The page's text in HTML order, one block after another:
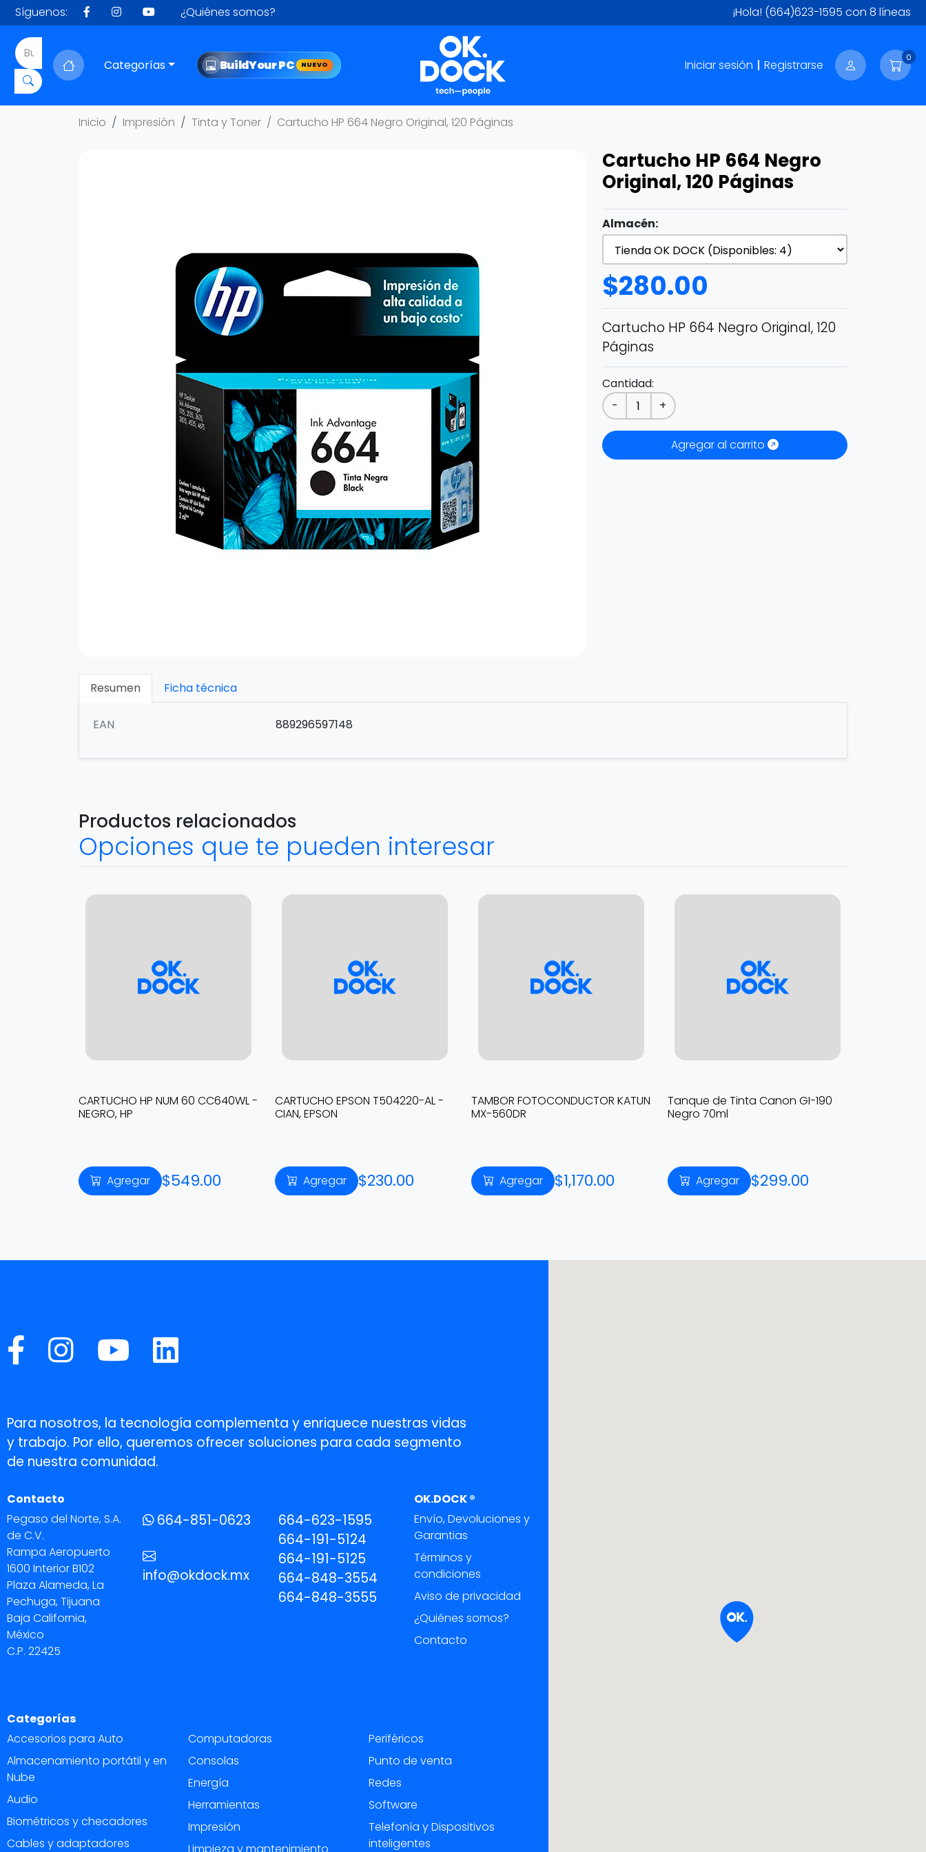
Síguenos: ¿Quiénes somos? ¡Hola! (664)623-1595 con 8 líneas
Categorías BuildYour PC NUEVO Iniciar sesión Registrarse
0
Inicio Impresión Tinta y Toner Cartucho HP 664 Negro Original, 120 Páginas
Cartucho HP 664 Negro
Original, 120 Páginas
Almacén:
$280.00
Cartucho HP 664 Negro Original, 120
Páginas
Cantidad:
-
+
Agregar al carrito
Resumen Ficha técnica
EAN 889296597148
Productos relacionados
Opciones que te pueden interesar
CARTUCHO HP NUM 60 CC640WL -
NEGRO, HP
Agregar $549.00
CARTUCHO EPSON T504220-AL -
CIAN, EPSON
Agregar $230.00
TAMBOR FOTOCONDUCTOR KATUN
MX-560DR
Agregar $1,170.00
Tanque de Tinta Canon GI-190
Negro 70ml
Agregar $299.00
Para nosotros, la tecnología complementa y enriquece nuestras vidas
y trabajo. Por ello, queremos ofrecer soluciones para cada segmento
de nuestra comunidad.
Contacto
Pegaso del Norte, S.A.
de C.V.
Rampa Aeropuerto
1600 Interior B102
Plaza Alameda, La
Pechuga, Tijuana
Baja California,
México
C.P. 22425
664-851-0623
info@okdock.mx
664-623-1595
664-191-5124
664-191-5125
664-848-3554
664-848-3555
OK.DOCK ®
Envío, Devoluciones y
Garantias
Términos y
condiciones
Aviso de privacidad
¿Quiénes somos?
Contacto
Categorías
Accesorios para Auto
Almacenamiento portátil y en
Nube
Audio
Biométricos y checadores
Cables y adaptadores
Computadoras
Consolas
Energía
Herramientas
Impresión
Periféricos
Punto de venta
Redes
Software
Telefonía y Dispositivos
inteligentes